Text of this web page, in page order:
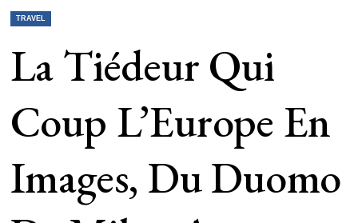
TRAVEL
La Tiédeur Qui
Coup L’Europe En
Images, Du Duomo